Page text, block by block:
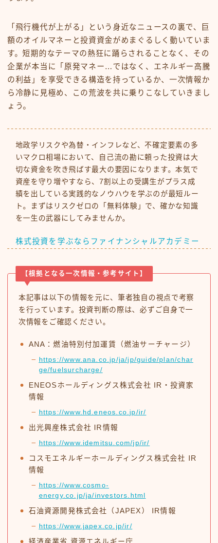
「飛行機代が上がる」という身近なニュースの裏で、巨
額のオイルマネーと投資資金がめまぐるしく動いていま
す。短期的なテーマの熱狂に踊らされることなく、その
企業が本当に「原発マネー…ではなく、エネルギー高騰
の利益」を享受できる構造を持っているか、一次情報か
ら冷静に見極め、この荒波を共に乗りこなしていきまし
ょう。
地政学リスクや為替・インフレなど、不確定要素の多
いマクロ相場において、自己流の勘に頼った投資は大
切な資金を吹き飛ばす最大の要因になります。本気で
資産を守り増やすなら、7割以上の受講生がプラス成
績を出している実践的なノウハウを学ぶのが最短ルー
ト。まずはリスクゼロの「無料体験」で、確かな知識
を一生の武器にしてみませんか。
株式投資を学ぶならファイナンシャルアカデミー
【根拠となる一次情報・参考サイト】
本記事は以下の情報を元に、筆者独自の視点で考察
を行っています。投資判断の際は、必ずご自身で一
次情報をご確認ください。
ANA：燃油特別付加運賃（燃油サーチャージ）
https://www.ana.co.jp/ja/jp/guide/plan/char
ge/fuelsurcharge/
ENEOSホールディングス株式会社 IR・投資家
情報
https://www.hd.eneos.co.jp/ir/
出光興産株式会社 IR情報
https://www.idemitsu.com/jp/ir/
コスモエネルギーホールディングス株式会社 IR
情報
https://www.cosmo-
energy.co.jp/ja/investors.html
石油資源開発株式会社（JAPEX） IR情報
https://www.japex.co.jp/ir/